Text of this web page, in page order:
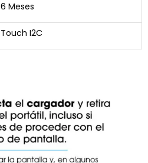
6 Meses
Touch I2C